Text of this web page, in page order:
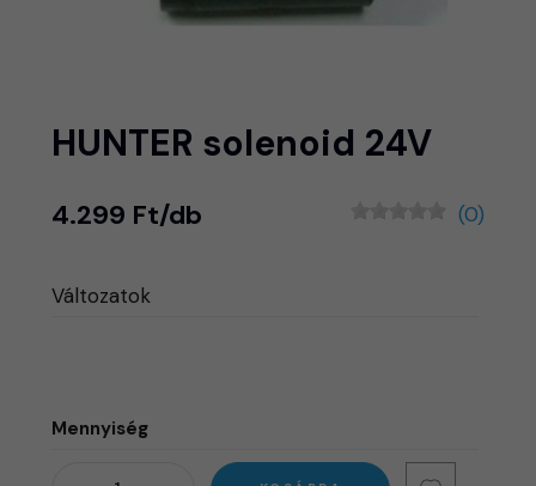
HUNTER solenoid 24V
4.299 Ft/db (0)
Változatok
Mennyiség